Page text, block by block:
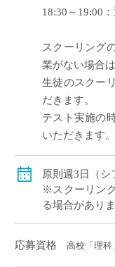
18:30～
スクーリング
業がない場合
生徒のスクー
だきます。
テスト実施の
いただきます。
原則週3日（
※スクーリン
る場合があり
応募資格 高校「理科